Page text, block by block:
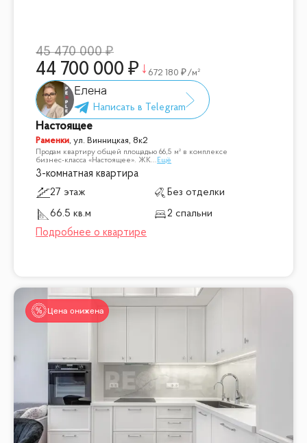
45 470 000
44 700 000 672 180 /м²
Елена
Настоящее
Раменки,ул. Винницкая, 8к2
Продам квартиру общей площадью 66,5 м² в комплексе
бизнес-класса «Настоящее». ЖК... Ещё
3-комнатная квартира
27 этаж
Без отделки
66.5 кв.м
2 спальни
Цена снижена